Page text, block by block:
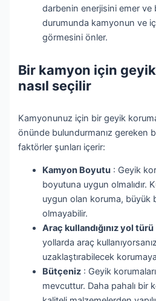
darbenin enerjisini emer ve
durumunda kamyonun ve
görmesini önler.
Bir kamyon için
nasıl seçilir
Kamyonunuz için bir geyik
önünde bulundurmanız gereken
faktörler şunları içerir:
Kamyon Boyutu : Geyik
boyutuna uygun olmalıdır.
uygun olan koruma, büyük
olmayabilir.
Araç kullandığınız yol türü
yollarda araç
uzaklaştırabilecek
Bütçeniz : Geyik
mevcuttur. Daha pahalı bir